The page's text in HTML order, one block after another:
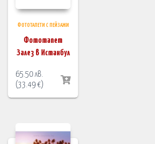
ФОТОТАПЕТИ С ПЕЙЗАЖИ
Фототапет
Залез в Истанбул
65.50лв.
(33.49€)